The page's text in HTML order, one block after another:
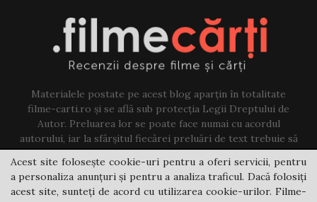
Materialele postate pe acest blog aparțin în totalitate
filme-carti.ro și se află sub protecția Legii Dreptului de
Autor. Preluarea lor se poate face numai cu acordul
autorului, iar la sfârșitul fiecărei preluări de text trebuie să
existe un link către acest blog.
Contact us:jovi@filme-carti.ro
Acest site folosește cookie-uri pentru a oferi servicii, pentru
a personaliza anunțuri și pentru a analiza traficul. Dacă folosiți
acest site, sunteți de acord cu utilizarea cookie-urilor. Filme-